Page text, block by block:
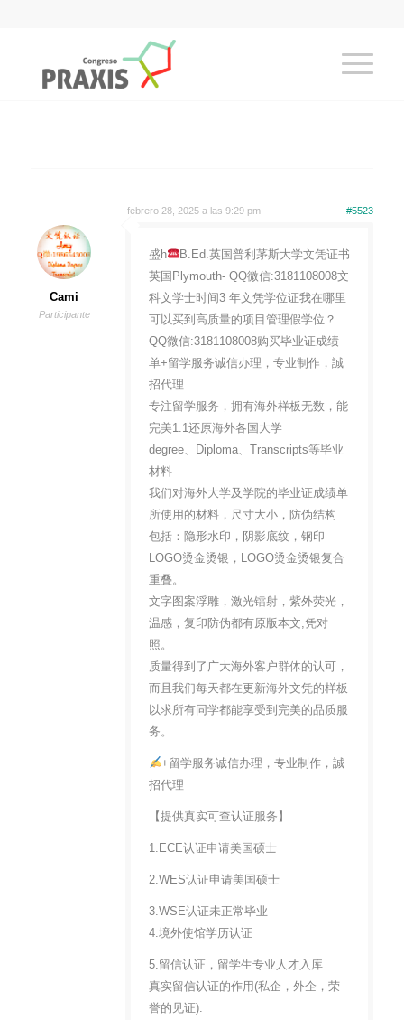
febrero 28, 2025 a las 9:29 pm #5523
Cami
Participante
盛h
B.Ed.英国普利茅斯大学文凭证书
英国Plymouth- QQ微信:3181108008文
科文学士时间3 年文凭学位证我在哪里
可以买到高质量的项目管理假学位？
QQ微信:3181108008购买毕业证成绩
单+留学服务诚信办理，专业制作，誠
招代理
专注留学服务，拥有海外样板无数，能
完美1:1还原海外各国大学
degree、Diploma、Transcripts等毕业
材料
我们对海外大学及学院的毕业证成绩单
所使用的材料，尺寸大小，防伪结构
包括：隐形水印，阴影底纹，钢印
LOGO烫金烫银，LOGO烫金烫银复合
重叠。
文字图案浮雕，激光镭射，紫外荧光，
温感，复印防伪都有原版本文,凭对
照。
质量得到了广大海外客户群体的认可，
而且我们每天都在更新海外文凭的样板
以求所有同学都能享受到完美的品质服
务。
+留学服务诚信办理，专业制作，誠
招代理
【提供真实可查认证服务】
1.ECE认证申请美国硕士
2.WES认证申请美国硕士
3.WSE认证未正常毕业
4.境外使馆学历认证
5.留信认证，留学生专业人才入库
真实留信认证的作用(私企，外企，荣
誉的见证):